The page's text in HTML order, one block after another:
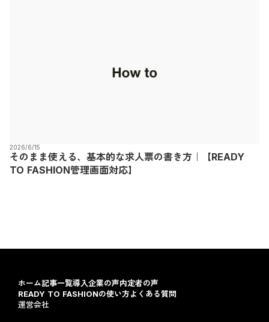
2026/6/15
そのまま使える、基本的な求人票の書き方｜【READY
TO FASHION管理画面対応】
ホーム記事一覧導入企業の声内定者の声
READY TO FASHIONの使い方よくある質問
運営会社